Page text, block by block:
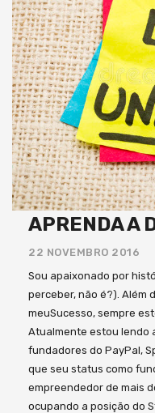
APRENDA A
22 NOVEMBRO 2016
Sou apaixonado por
perceber, não é?). Além
meuSucesso, sempre
Atualmente estou lendo
fundadores do PayPal,
que seu status como
empreendedor de mais
ocupando a posição do